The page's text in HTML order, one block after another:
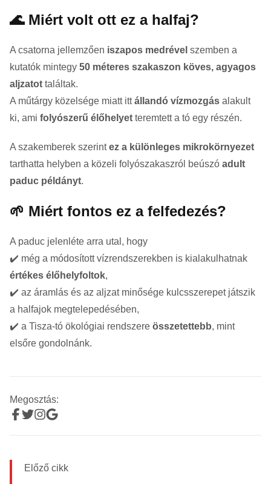
🌊 Miért volt ott ez a halfaj?
A csatorna jellemzően iszapos medrével szemben a
kutatók mintegy 50 méteres szakaszon köves, agyagos
aljzatot találtak.
A műtárgy közelsége miatt ittállandó vízmozgás alakult
ki, ami folyószerű élőhelyet teremtett a tó egy részén.
A szakemberek szerintez a különleges mikrokörnyezet
tarthatta helyben a közeli folyószakaszról beúszó adult
paduc példányt.
🌱 Miért fontos ez a felfedezés?
A paduc jelenléte arra utal, hogy
✔️ még a módosított vízrendszerekben is kialakulhatnak
értékes élőhelyfoltok,
✔️ az áramlás és az aljzat minősége kulcsszerepet játszik
a halfajok megtelepedésében,
✔️ a Tisza-tó ökológiai rendszere összetettebb, mint
elsőre gondolnánk.
Megosztás:
Előző cikk